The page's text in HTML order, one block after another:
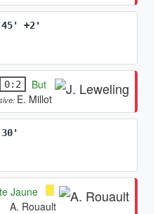
45' +2'
0:2
But
E. Millot
30'
Jaune
A. Rouault